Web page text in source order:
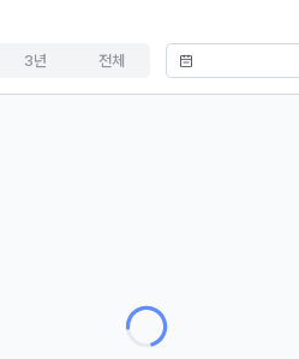
3년 전체